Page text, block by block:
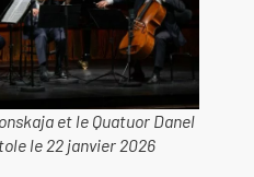
et le Quatuor Danel
le 22 janvier 2026